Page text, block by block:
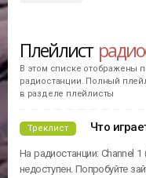
Плейлист
В этом списке отображены
радиостанции. Полный
в разделе плейлисты
Треклист Что
На радиостанции: Channel
недоступен. Попробуйте